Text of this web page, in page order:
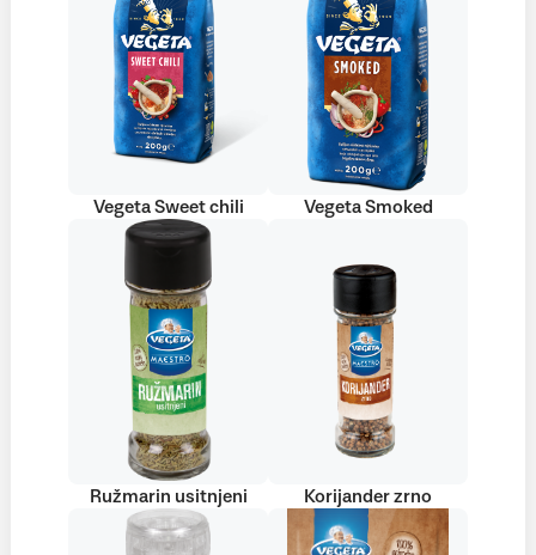
Vegeta Sweet chili Vegeta Smoked
Ružmarin usitnjeni Korijander zrno